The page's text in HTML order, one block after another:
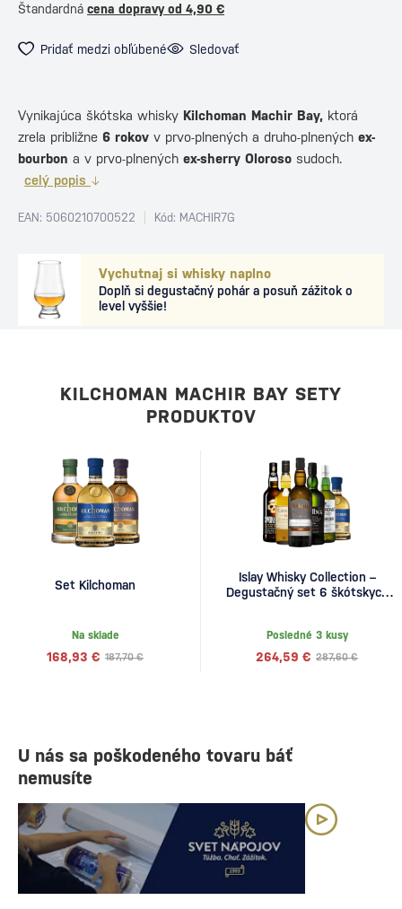
Štandardná cena dopravy od 4,90 €
Pridať medzi obľúbené Sledovať
Vychutnaj si whisky naplno
Doplň si degustačný pohár a posuň zážitok o
level vyššie!
Vynikajúca škótska whisky Kilchoman Machir Bay, ktorá
zrela približne 6 rokov v prvo-plnených a druho-plnených ex-
bourbon a v prvo-plnených ex-sherry Oloroso sudoch.
celý popis
EAN: 5060210700522 Kód: MACHIR7G
KILCHOMAN MACHIR BAY SETY
PRODUKTOV
Set Kilchoman
Na sklade
187,70 €
168,93 €
Islay Whisky Collection –
Degustačný set 6 škótskych
Posledné 3 kusy
287,60 €
264,59 €
U nás sa poškodeného tovaru báť
nemusíte